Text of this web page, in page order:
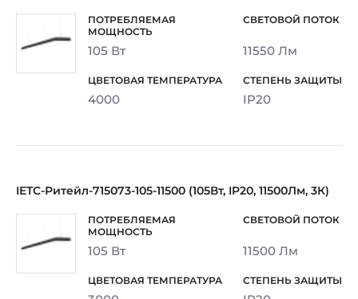
105 Вт 11550 Лм
4000 IP20
IETC-Ритейл-715073-105-11500 (105Вт, IP20, 11500Лм, 3К)
105 Вт 11500 Лм